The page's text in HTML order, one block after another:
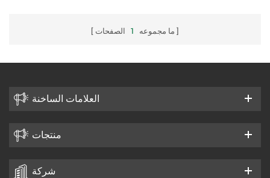
ما مجموعه 1 الصفحات
العلامات الساخنة
منتجات
شركة